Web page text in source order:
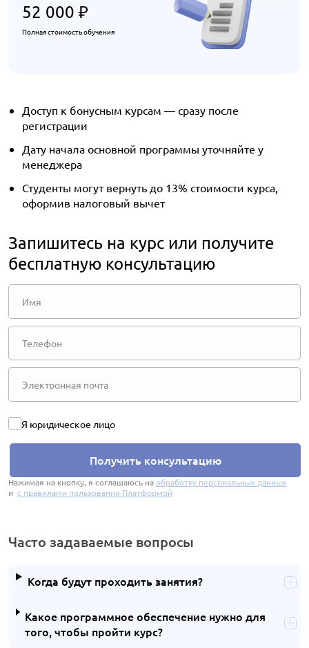
52 000 ₽
Полная стоимость обучения
Доступ к бонусным курсам — сразу после
регистрации
Дату начала основной программы уточняйте у
менеджера
Студенты могут вернуть до 13% стоимости курса,
оформив налоговый вычет
Запишитесь на курс или получите
бесплатную консультацию
Я юридическое лицо
Получить консультацию
Нажимая на кнопку, я соглашаюсь наобработку персональных данных
и с правилами пользования Платформой
Часто задаваемые вопросы
Когда будут проходить занятия?
Какое программное обеспечение нужно для
того, чтобы пройти курс?